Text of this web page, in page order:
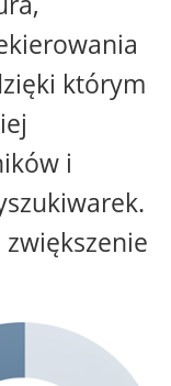
którym
i
zwiększenie